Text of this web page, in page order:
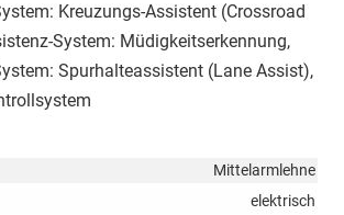
Kreuzungs-Assistent (Crossroad
System: Müdigkeitserkennung,
Spurhalteassistent (Lane Assist),
Mittelarmlehne
elektrisch